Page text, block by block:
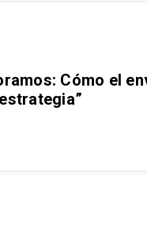
Cómo el